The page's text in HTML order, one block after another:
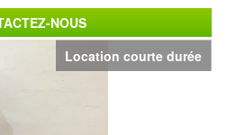
Location courte durée
NOUS